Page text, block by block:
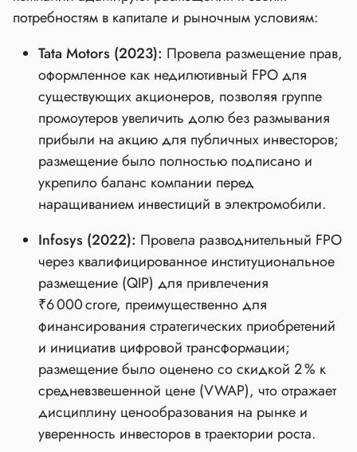
потребностям в капитале и рыночным условиям:
Tata Motors (2023): Провела размещение прав,
оформленное как недилютивный FPO для
существующих акционеров, позволяя группе
промоутеров увеличить долю без размывания
прибыли на акцию для публичных инвесторов;
размещение было полностью подписано и
укрепило баланс компании перед
наращиванием инвестиций в электромобили.
Infosys (2022): Провела разводнительный FPO
через квалифицированное институциональное
размещение (QIP) для привлечения
₹6 000 crore, преимущественно для
финансирования стратегических приобретений
и инициатив цифровой трансформации;
размещение было оценено со скидкой 2 % к
средневзвешенной цене (VWAP), что отражает
дисциплину ценообразования на рынке и
уверенность инвесторов в траектории роста.